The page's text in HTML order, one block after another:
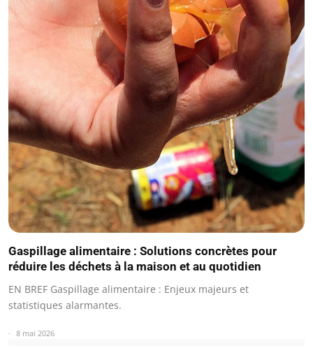
Gaspillage alimentaire : Solutions concrètes pour
réduire les déchets à la maison et au quotidien
EN BREF Gaspillage alimentaire : Enjeux majeurs et
statistiques alarmantes.
8 mai 2026